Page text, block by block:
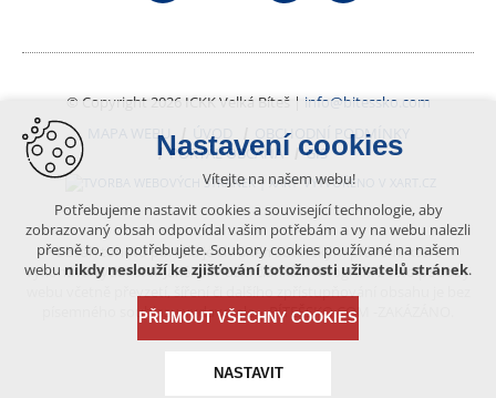
© Copyright 2026 ICKK Velká Bíteš | info@bitessko.com
MAPA WEBU
ÚVOD
OBCHODNÍ PODMÍNKY
PORTÁL OBČANA
GIS
VYTVOŘENO V XART.CZ
Obsah tohoto portálu je chráněn autorským právem, které
vykonává vydavatel. Jakékoliv užití článků a fotografií z této podoby
písemného souhlasu vydavatele – BÍTEŠSKO.COM -ZAKÁZÁNO.
Nastavení cookies
Vítejte na našem webu!
Potřebujeme nastavit cookies a související technologie, aby
zobrazovaný obsah odpovídal vašim potřebám a vy na webu nalezli
přesně to, co potřebujete. Soubory cookies používané na našem
webu nikdy neslouží ke zjišťování totožnosti uživatelů stránek.
PŘIJMOUT VŠECHNY COOKIES
NASTAVIT